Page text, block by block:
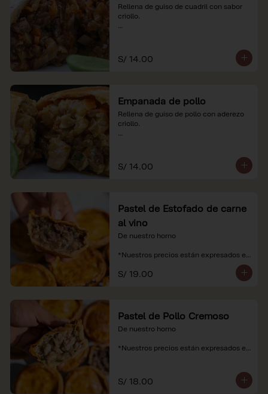
Rellena de guiso de cuadril con sabor
criollo.
S/ 14.00
Empanada de pollo
Rellena de guiso de pollo con aderezo
criollo.
S/ 14.00
Pastel de Estofado de carne
al vino
De nuestro horno
*Nuestros precios están expresados en
recargo al consumo.
S/ 19.00
Pastel de Pollo Cremoso
De nuestro horno
*Nuestros precios están expresados en
S/ 18.00